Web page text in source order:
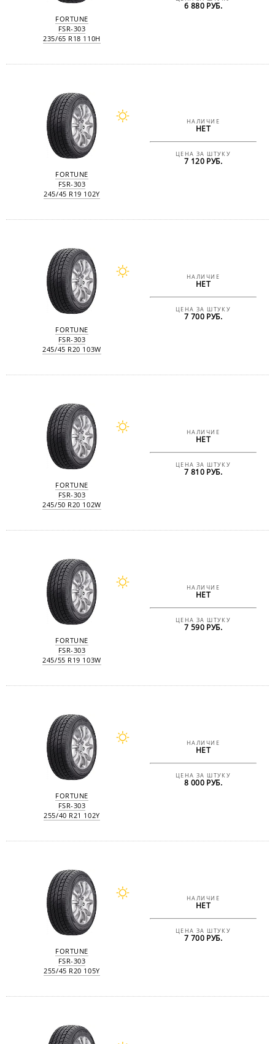
FORTUNE
FSR-303
235/65 R18 110H
6 880 РУБ.
FORTUNE
FSR-303
245/45 R19 102Y
НАЛИЧИЕ
НЕТ
ЦЕНА ЗА ШТУКУ
7 120 РУБ.
FORTUNE
FSR-303
245/45 R20 103W
НАЛИЧИЕ
НЕТ
ЦЕНА ЗА ШТУКУ
7 700 РУБ.
FORTUNE
FSR-303
245/50 R20 102W
НАЛИЧИЕ
НЕТ
ЦЕНА ЗА ШТУКУ
7 810 РУБ.
FORTUNE
FSR-303
245/55 R19 103W
НАЛИЧИЕ
НЕТ
ЦЕНА ЗА ШТУКУ
7 590 РУБ.
FORTUNE
FSR-303
255/40 R21 102Y
НАЛИЧИЕ
НЕТ
ЦЕНА ЗА ШТУКУ
8 000 РУБ.
FORTUNE
FSR-303
255/45 R20 105Y
НАЛИЧИЕ
НЕТ
ЦЕНА ЗА ШТУКУ
7 700 РУБ.